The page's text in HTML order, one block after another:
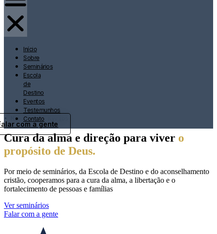
Início
Sobre
Seminários
Escola
de
Destino
Eventos
Testemunhos
Contato
com a gente
• Ministério Kyrios
Cura da alma e direção para viver o
propósito de Deus.
Por meio de seminários, da Escola de Destino e do aconselhamento
cristão, cooperamos para a cura da alma, a libertação e o
fortalecimento de pessoas e famílias
Ver seminários
Falar com a gente